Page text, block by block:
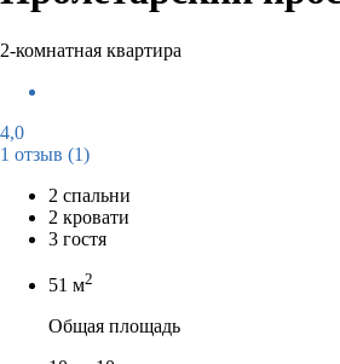
2-комнатная квартира
4,0
1 отзыв (1)
2 спальни
2 кровати
3 гостя
51 м2
Общая площадь